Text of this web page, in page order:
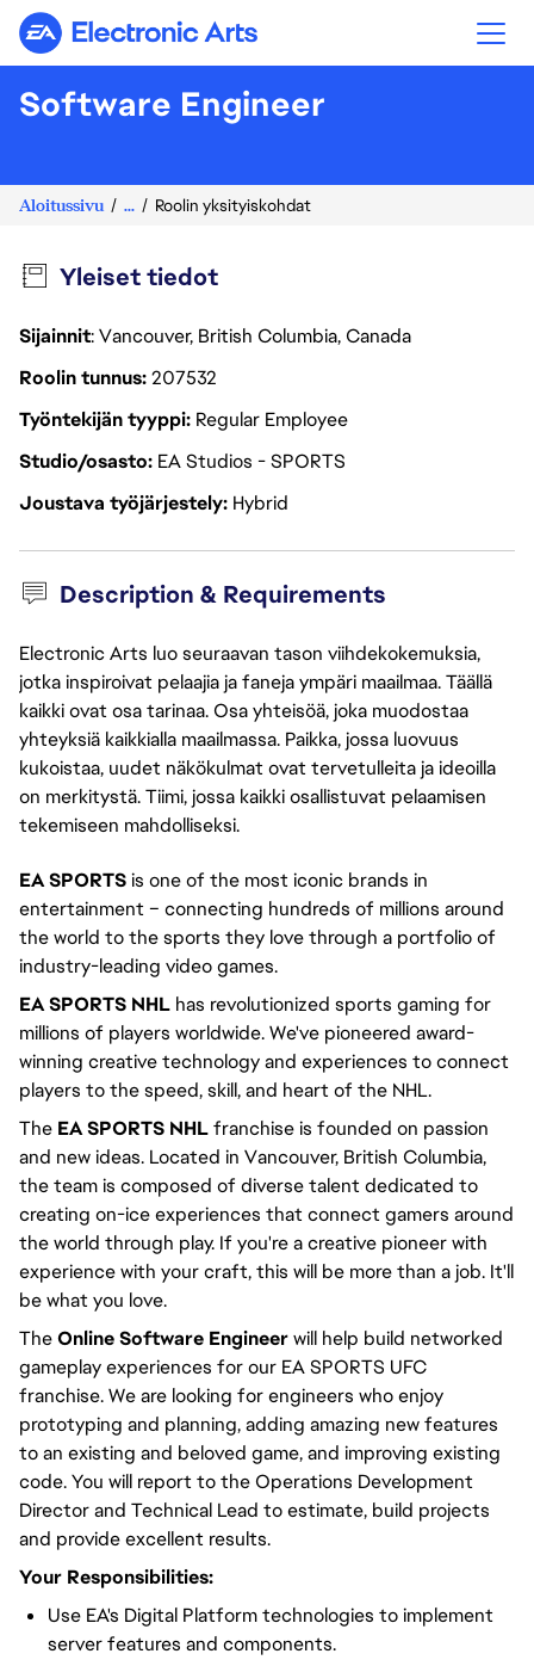
Electronic Arts
Software Engineer
Aloitussivu ... Roolin yksityiskohdat
Yleiset tiedot
Sijainnit: Vancouver, British Columbia, Canada
Roolin tunnus207532
Työntekijän tyyppi Regular Employee
Studio/osasto EA Studios - SPORTS
Joustava työjärjestely Hybrid
Description & Requirements
Electronic Arts luo seuraavan tason viihdekokemuksia,
jotka inspiroivat pelaajia ja faneja ympäri maailmaa. Täällä
kaikki ovat osa tarinaa. Osa yhteisöä, joka muodostaa
yhteyksiä kaikkialla maailmassa. Paikka, jossa luovuus
kukoistaa, uudet näkökulmat ovat tervetulleita ja ideoilla
on merkitystä. Tiimi, jossa kaikki osallistuvat pelaamisen
tekemiseen mahdolliseksi.
EA SPORTSis one of the most iconic brands in
entertainment – connecting hundreds of millions around
the world to the sports they love through a portfolio of
industry-leading video games.
EA SPORTS NHL has revolutionized sports gaming for
millions of players worldwide. We've pioneered award-
winning creative technology and experiences to connect
players to the speed, skill, and heart of the NHL.
The EA SPORTS NHLfranchise is founded on passion
and new ideas. Located in Vancouver, British Columbia,
the team is composed of diverse talent dedicated to
creating on-ice experiences that connect gamers around
the world through play. If you're a creative pioneer with
experience with your craft, this will be more than a job. It'll
be what you love.
TheOnline Software Engineerwill help build networked
gameplay experiences for our EA SPORTS UFC
franchise. We are looking for engineers who enjoy
prototyping and planning, adding amazing new features
to an existing and beloved game, and improving existing
code. You will report to the Operations Development
Director and Technical Lead to estimate, build projects
and provide excellent results.
Your Responsibilities:
Use EA's Digital Platform technologies to implement
server features and components.